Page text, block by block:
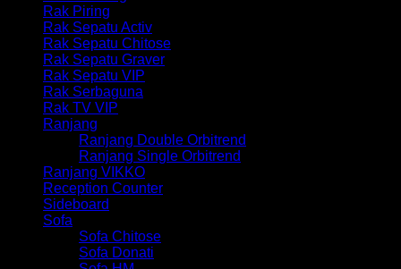
Rak Piring
Rak Sepatu Activ
Rak Sepatu Chitose
Rak Sepatu Graver
Rak Sepatu VIP
Rak Serbaguna
Rak TV VIP
Ranjang
Ranjang Double Orbitrend
Ranjang Single Orbitrend
Ranjang VIKKO
Reception Counter
Sideboard
Sofa
Sofa Chitose
Sofa Donati